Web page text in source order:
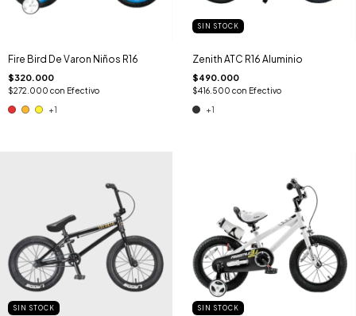
Fire Bird De Varon Niños R16
$320.000
$272.000 con Efectivo
+1
SIN STOCK
Zenith ATC R16 Aluminio
$490.000
$416.500 con Efectivo
+1
SIN STOCK SIN STOCK